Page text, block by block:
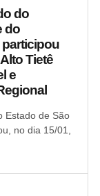
do
do
participou
Tietê
e
Estado de São
no dia 15/01,